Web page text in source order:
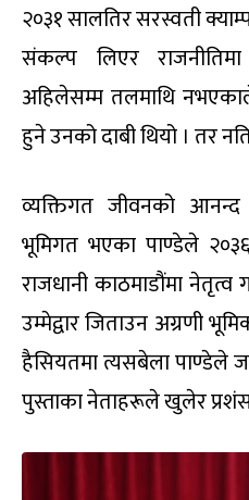
२०३१ सालतिर सरस्वती
संकल्प लिएर
अहिलेसम्म तलमाथि
हुने उनको दाबी थियो । तर
व्यक्तिगत जीवनको
भूमिगत भएका पाण्डेले
राजधानी काठमाडौंमा
उम्मेद्वार जिताउन अग्रणी
हैसियतमा त्यसबेला पाण्डेले
पुस्ताका नेताहरूले खुलेर